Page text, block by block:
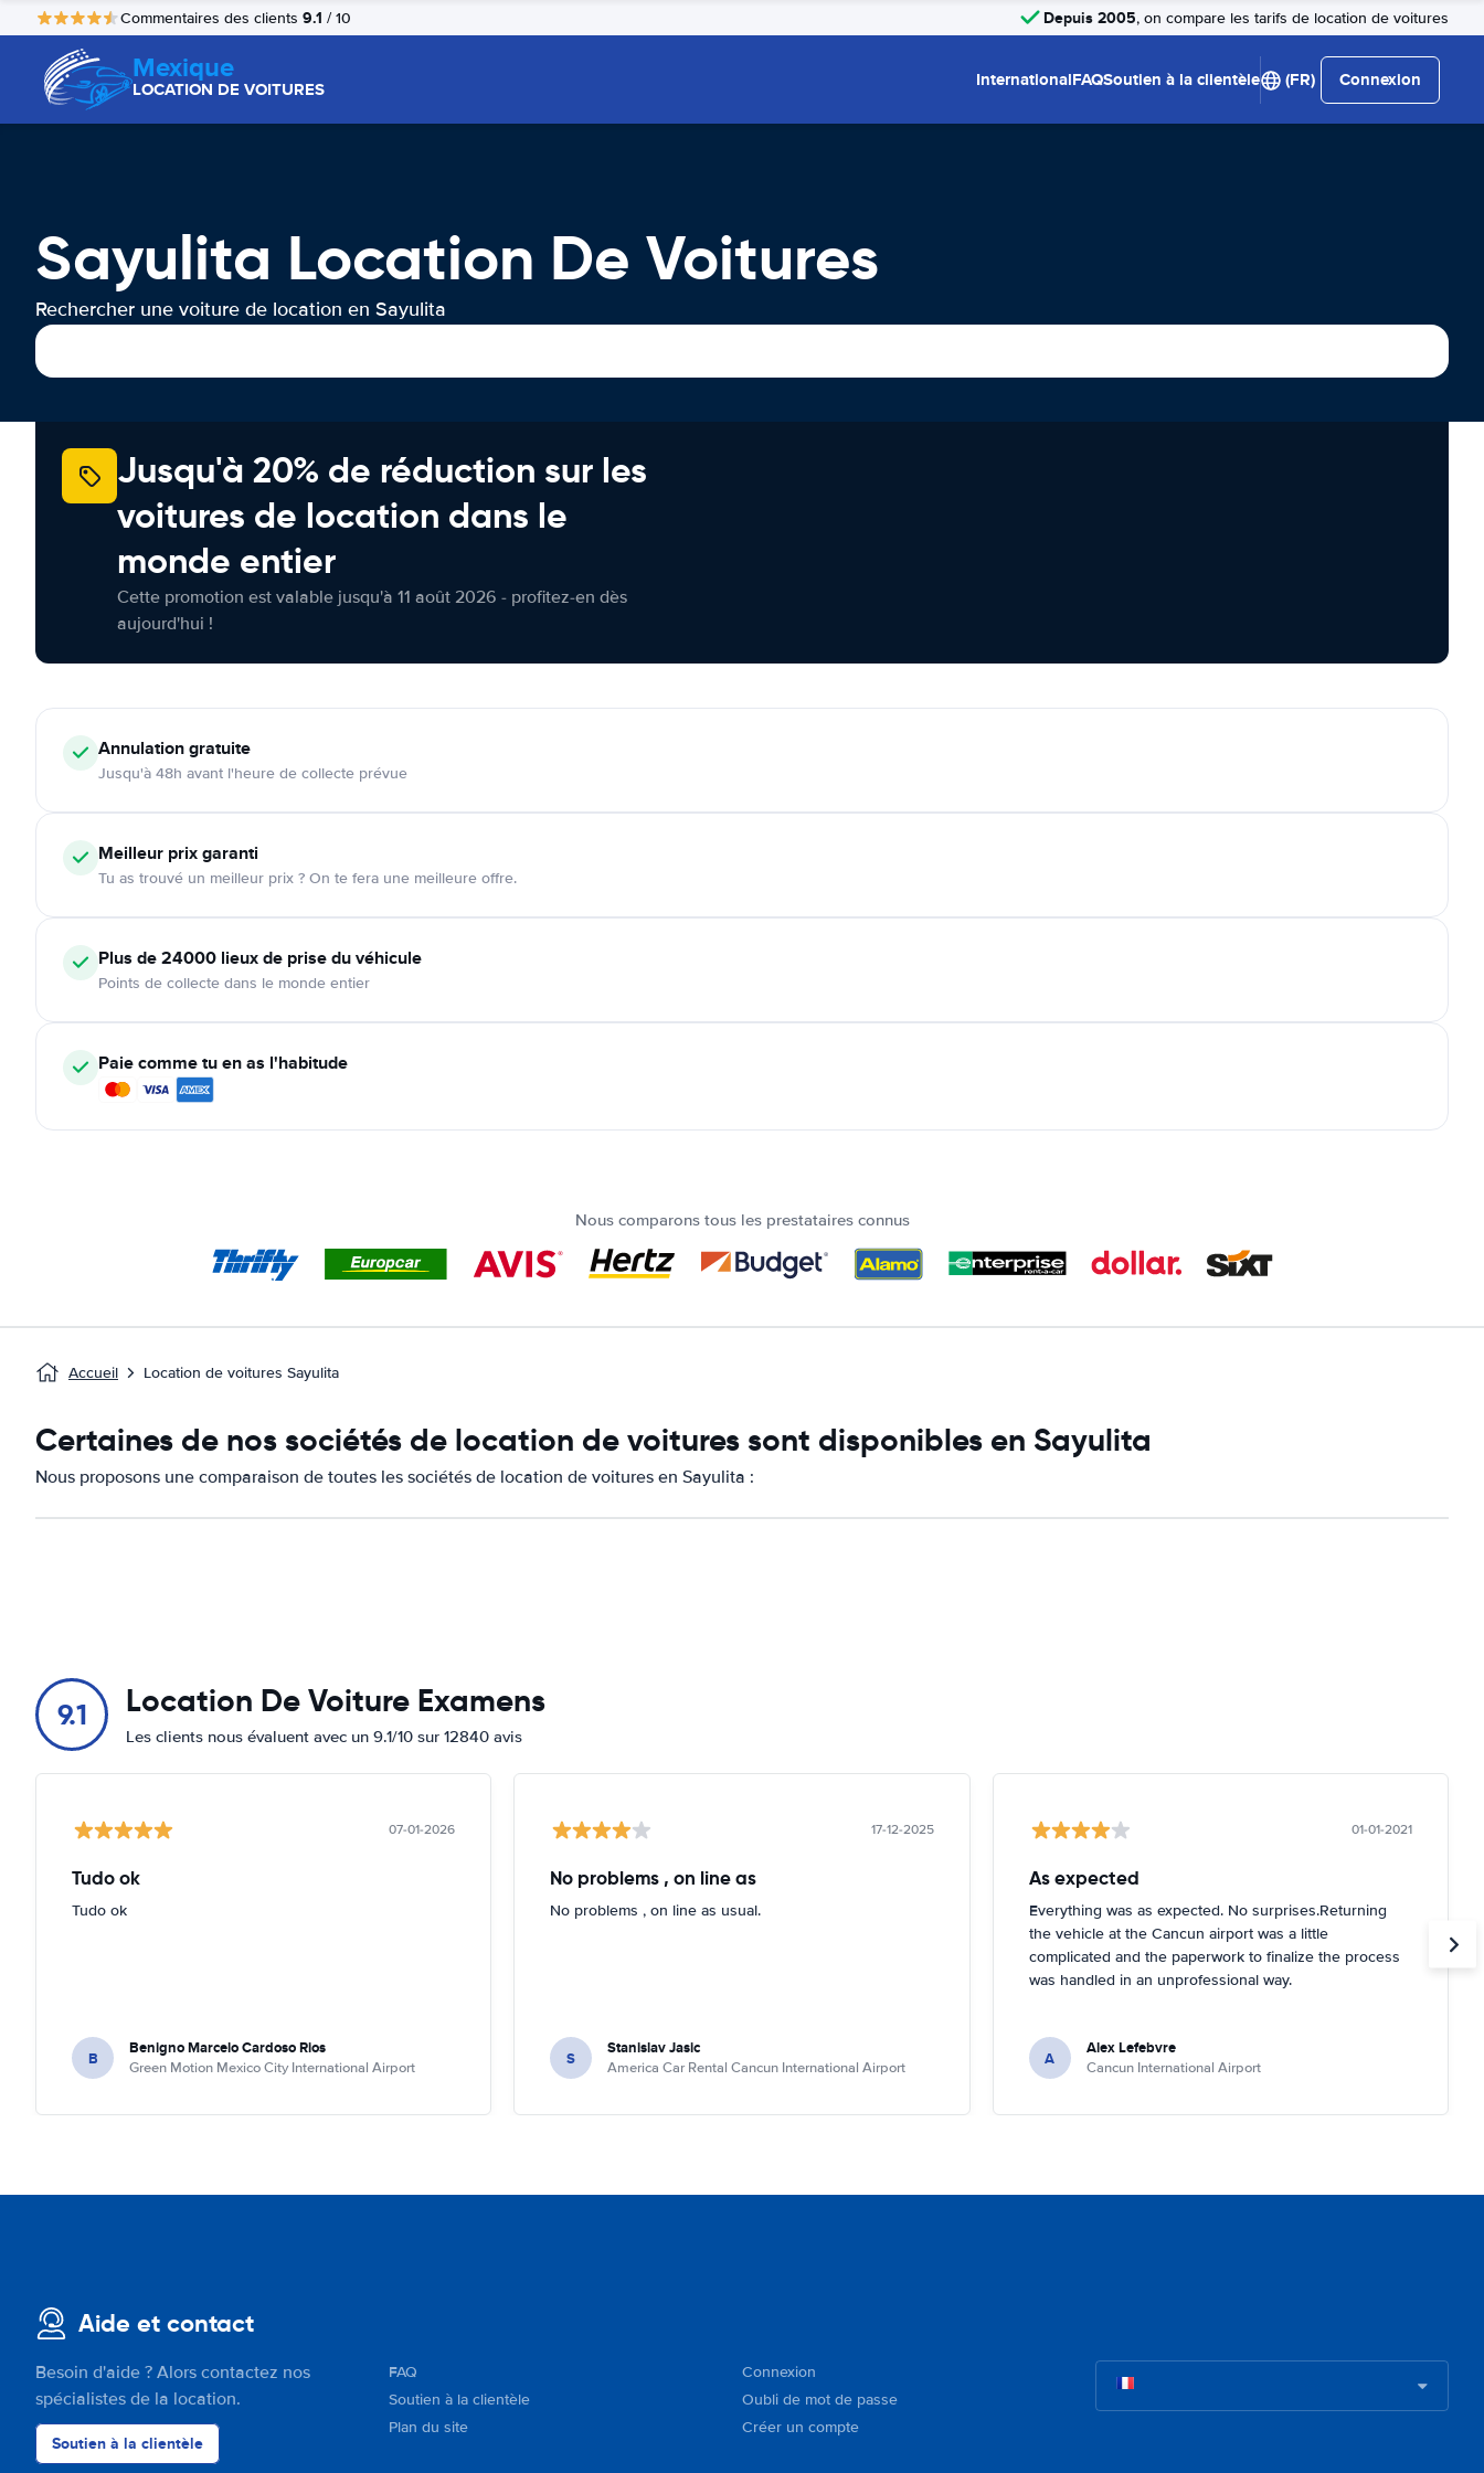
Commentaires des clients 9.1 / 10 Depuis 2005, on compare les tarifs de location de voitures
Mexique
LOCATION DE VOITURES InternationalFAQSoutien à la clientèle (FR) Connexion
Sayulita Location De Voitures
Rechercher une voiture de location en Sayulita
Jusqu'à 20% de réduction sur les
voitures de location dans le
monde entier
Cette promotion est valable jusqu'à 11 août 2026 - profitez-en dès
aujourd'hui !
Annulationgratuite
Jusqu'à 48h avant l'heure de collecte prévue
Meilleur prix garanti
Tu as trouvé un meilleur prix ? On te fera une meilleure offre.
Plus de 24000 lieux de prise du véhicule
Points de collecte dans le monde entier
Paie comme tu en as l'habitude
Nous comparons tous les prestataires connus
Accueil Location de voitures Sayulita
Certaines de nos sociétés de location de voitures sont disponibles en Sayulita
Nous proposons une comparaison de toutes les sociétés de location de voitures en Sayulita :
9.1 Location De Voiture Examens
Les clients nous évaluent avec un 9.1/10 sur 12840 avis
07-01-2026
Tudo ok
Tudo ok
B Benigno Marcelo Cardoso Rios
Green Motion Mexico City International Airport
17-12-2025
No problems , on line as
No problems , on line as usual.
S Stanislav Jasic
America Car Rental Cancun International Airport
01-01-2021
As expected
Everything was as expected. No surprises.Returning
the vehicle at the Cancun airport was a little
complicated and the paperwork to finalize the process
was handled in an unprofessional way.
A Alex Lefebvre
Cancun International Airport
Aide et contact
Besoin d'aide ? Alors contactez nos
spécialistes de la location.
Soutien à la clientèle
FAQ
Soutien à la clientèle
Plan du site
Connexion
Oubli de mot de passe
Créer un compte